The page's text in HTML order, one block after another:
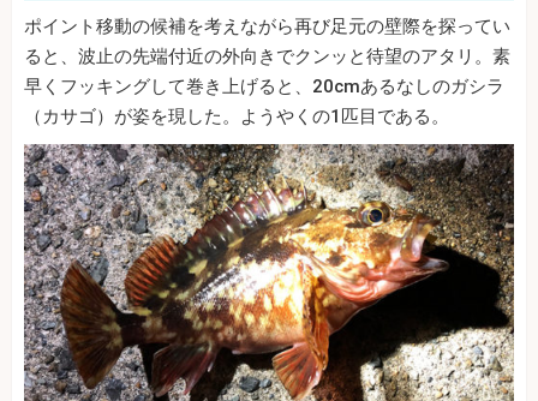
ポイント移動の候補を考えながら再び足元の壁際を探ってい
ると、波止の先端付近の外向きでクンッと待望のアタリ。素
早くフッキングして巻き上げると、20cmあるなしのガシラ
（カサゴ）が姿を現した。ようやくの1匹目である。